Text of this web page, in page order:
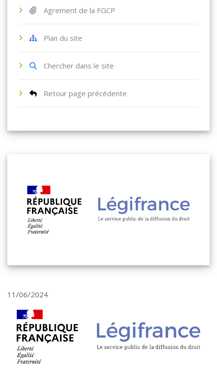
Agrement de la FGCP
Plan du site
Chercher dans le site
Retour page précédente
11/06/2024